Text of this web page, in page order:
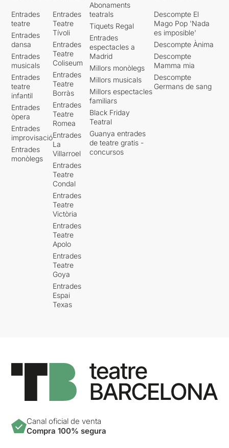
Entrades
teatre
Entrades
dansa
Entrades
musicals
Entrades
teatre
infantil
Entrades
òpera
Entrades
improvisació
Entrades
monòlegs
Entrades
Teatre
Tívoli
Entrades
Teatre
Coliseum
Entrades
Teatre
Borràs
Entrades
Teatre
Romea
Entrades
La
Villarroel
Entrades
Teatre
Condal
Entrades
Teatre
Victòria
Entrades
Teatre
Apolo
Entrades
Teatre
Goya
Entrades
Espai
Texas
Abonaments
teatrals
Tiquets Regal
Entrades
espectacles a
Madrid
Millors monòlegs
Millors musicals
Millors espectacles
familiars
Black Friday
Teatral
Guanya entrades
de teatre gratis -
concursos
Descompte El
Mago Pop 'Nada
es imposible'
Descompte Ànima
Descompte
Mamma mia
Descompte
Germans de sang
Canal oficial de venta
Compra 100% segura